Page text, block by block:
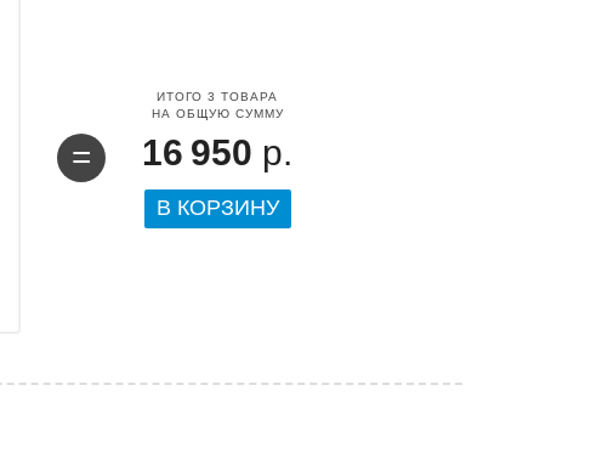
=
ИТОГО 3 ТОВАРА
НА ОБЩУЮ СУММУ
16 950 р.
В КОРЗИНУ